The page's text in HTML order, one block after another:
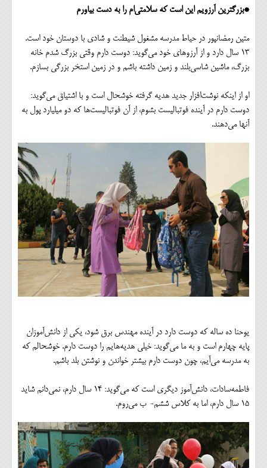
*بزرگترین آرزویم این است که سلامتی‌ام را به دست بیاورم
متین رمضانپور در حیاط مدرسه مشغول شیطنت و شادی با دوستان خود است.
13 سال دارد و از آرزوهای خود می‌گوید: دوست دارم وقتی بزرگ شدم خانه
بزرگ، ماشین شاسی‌بلند و زمین داشته باشم و در زمین استخر بزرگی بسازم.
او از اینکه نوشت‌افزار جدید هدیه گرفته خوشحال است و با اشتیاق می‌گوید:
دوست دارم در آینده فوتبالیست بشوم، از آن فوتبالیست‌ها که دو میلیارد پول به
آنها می‌دهند.
یوحنا ده ساله که دوست دارد در آینده مهندس برق شود، یکی از دانش‌آموزان
پایه چهارم است و به ما می‌گوید: خیلی هدیه‌هایم را دوست دارم. خوشحالم که
به مدرسه می‌آیم، چون دوست دارم بیشتر خواندن و نوشتن بلد باشم.
فاطمه‌سادات، دانش‌آموز دیگری است که می‌گوید: 14 سال دارم، نمی‌دانم شاید
15 سال دارم، اما به کلاس ششم- ب می‌روم.